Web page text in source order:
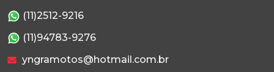
(11)2512-9216
(11)94783-9276
yngramotos@hotmail.com.br